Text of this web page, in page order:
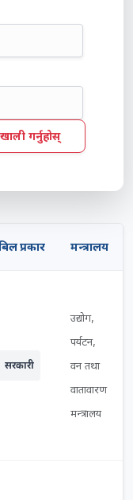
खाली गर्नुहोस्
प्रकार मन्त्रालय
सरकारी
उद्योग,
पर्यटन,
वन तथा
वातावारण
मन्त्रालय